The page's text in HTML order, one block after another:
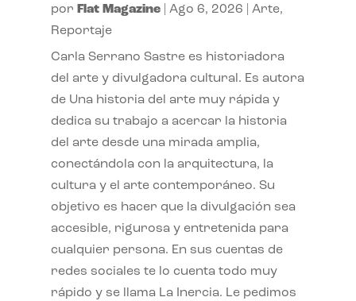
por Flat Magazine| Ago 6, 2026 Arte,
Reportaje
Carla Serrano Sastre es historiadora
del arte y divulgadora cultural. Es autora
de Una historia del arte muy rápida y
dedica su trabajo a acercar la historia
del arte desde una mirada amplia,
conectándola con la arquitectura, la
cultura y el arte contemporáneo. Su
objetivo es hacer que la divulgación sea
accesible, rigurosa y entretenida para
cualquier persona. En sus cuentas de
redes sociales te lo cuenta todo muy
rápido y se llama La Inercia. Le pedimos